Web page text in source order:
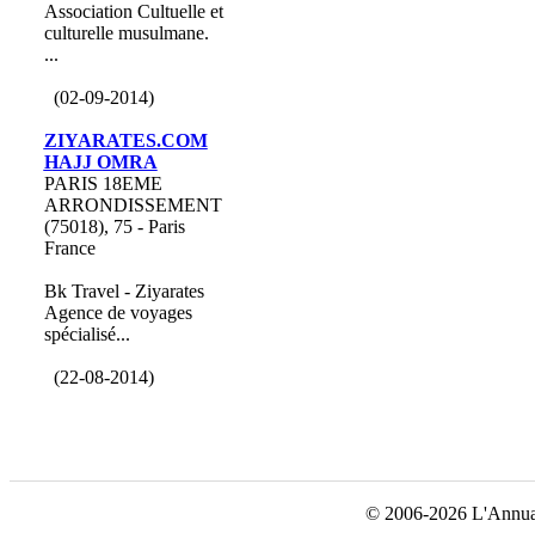
Association Cultuelle et
culturelle musulmane.
...
(02-09-2014)
ZIYARATES.COM
HAJJ OMRA
PARIS 18EME
ARRONDISSEMENT
(75018), 75 - Paris
France
Bk Travel - Ziyarates
Agence de voyages
spécialisé...
(22-08-2014)
© 2006-2026